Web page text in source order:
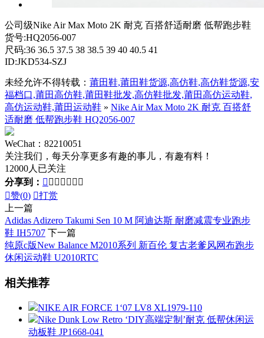
公司级Nike Air Max Moto 2K 耐克 百搭舒适耐磨 低帮跑步鞋
货号:HQ2056-007
尺码:36 36.5 37.5 38 38.5 39 40 40.5 41
ID:JKD534-SZJ
未经允许不得转载： 莆田鞋,莆田鞋货源,高仿鞋,高仿鞋货源,安
福档口,莆田高仿鞋,莆田鞋批发,高仿鞋批发,莆田高仿运动鞋,
高仿运动鞋,莆田运动鞋 » Nike Air Max Moto 2K 耐克 百搭舒
适耐磨 低帮跑步鞋 HQ2056-007
WeChat：82210051
关注我们，每天分享更多有趣的事儿，有趣有料！
12000人已关注
分享到：       
赞(0) 打赏
上一篇
Adidas Adizero Takumi Sen 10 M 阿迪达斯 耐磨减震专业跑步
鞋 IH5707 下一篇
纯原c版New Balance M2010系列 新百伦 复古老爹风网布跑步
休闲运动鞋 U2010RTC
相关推荐
NIKE AIR FORCE 1‘07 LV8 XL1979-110
Nike Dunk Low Retro ‘DIY高端定制’耐克 低帮休闲运
动板鞋 JP1668-041